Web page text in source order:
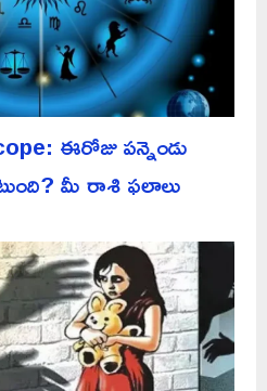
ఈరోజు పన్నెండు
మీ రాశి ఫలాలు